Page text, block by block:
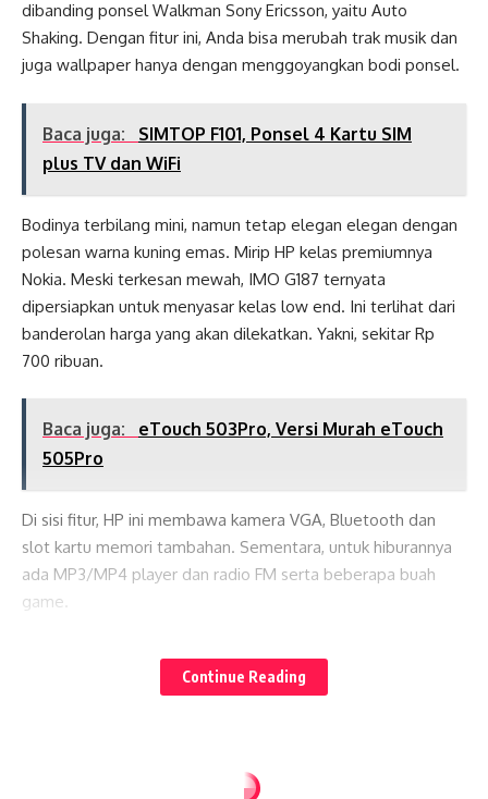
dibanding ponsel Walkman Sony Ericsson, yaitu Auto
Shaking. Dengan fitur ini, Anda bisa merubah trak musik dan
juga wallpaper hanya dengan menggoyangkan bodi ponsel.
Baca juga:
SIMTOP F101, Ponsel 4 Kartu SIM
plus TV dan WiFi
Bodinya terbilang mini, namun tetap elegan elegan dengan
polesan warna kuning emas. Mirip HP kelas premiumnya
Nokia. Meski terkesan mewah, IMO G187 ternyata
dipersiapkan untuk menyasar kelas low end. Ini terlihat dari
banderolan harga yang akan dilekatkan. Yakni, sekitar Rp
700 ribuan.
Baca juga:
eTouch 503Pro, Versi Murah eTouch
505Pro
Di sisi fitur, HP ini membawa kamera VGA, Bluetooth dan
slot kartu memori tambahan. Sementara, untuk hiburannya
ada MP3/MP4 player dan radio FM serta beberapa buah
game.
Network: Dualband GSM (900/1800 MHz) & Dual On; Layar:
Browser: WAP; Fitur lain: Polifonik (MP3/MIDI), Mp3/Mp4
Continue Reading